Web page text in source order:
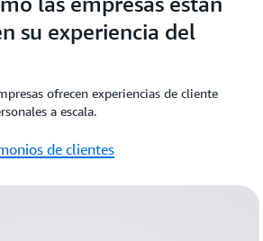
su experiencia del
ofrecen experiencias de cliente
a escala.
de clientes